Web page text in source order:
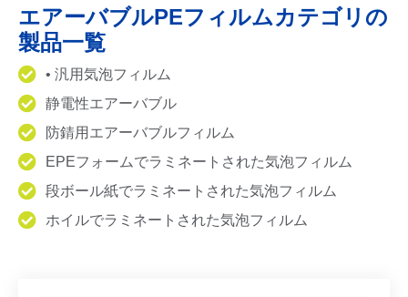
エアーバブルPEフィルムカテゴリの
製品一覧
• 汎用気泡フィルム
静電性エアーバブル
防錆用エアーバブルフィルム
EPEフォームでラミネートされた気泡フィルム
段ボール紙でラミネートされた気泡フィルム
ホイルでラミネートされた気泡フィルム